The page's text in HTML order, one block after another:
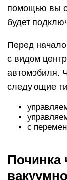
помощью вы
будет
Перед
с видом
автомобиля.
следующие
с
Починка